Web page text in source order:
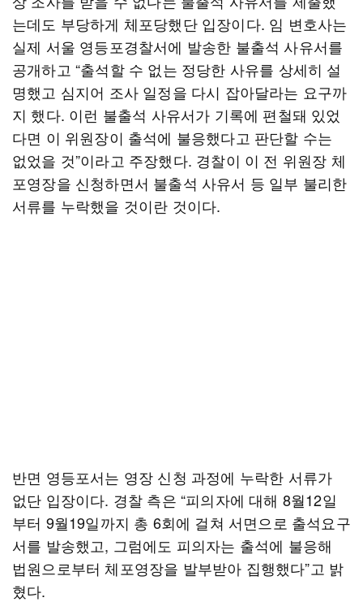
는데도 부당하게 체포당했단 입장이다. 임 변호사는
실제 서울 영등포경찰서에 발송한 불출석 사유서를
공개하고 “출석할 수 없는 정당한 사유를 상세히 설
명했고 심지어 조사 일정을 다시 잡아달라는 요구까
지 했다. 이런 불출석 사유서가 기록에 편철돼 있었
다면 이 위원장이 출석에 불응했다고 판단할 수는
없었을 것”이라고 주장했다. 경찰이 이 전 위원장 체
포영장을 신청하면서 불출석 사유서 등 일부 불리한
서류를 누락했을 것이란 것이다.
반면 영등포서는 영장 신청 과정에 누락한 서류가
없단 입장이다. 경찰 측은 “피의자에 대해 8월12일
부터 9월19일까지 총 6회에 걸쳐 서면으로 출석요구
서를 발송했고, 그럼에도 피의자는 출석에 불응해
법원으로부터 체포영장을 발부받아 집행했다”고 밝
혔다.